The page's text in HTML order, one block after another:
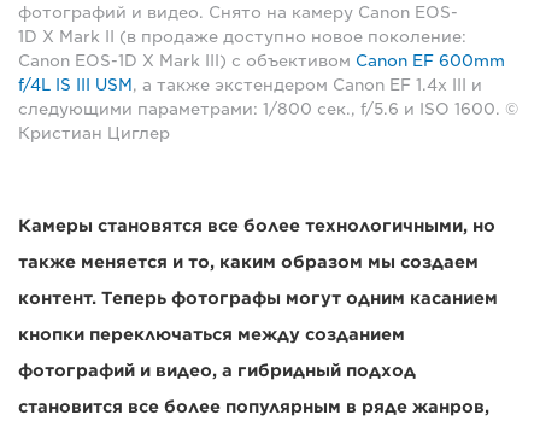
фотографий и видео. Снято на камеру Canon EOS-
1D X Mark II (в продаже доступно новое поколение:
Canon EOS-1D X Mark III) с объективом Canon EF 600mm
f/4L IS III USM , а также экстендером Canon EF 1.4x III и
следующими параметрами: 1/800 сек., f/5.6 и ISO 1600. ©
Кристиан Циглер
Камеры становятся все более технологичными, но
также меняется и то, каким образом мы создаем
контент. Теперь фотографы могут одним касанием
кнопки переключаться между созданием
фотографий и видео, а гибридный подход
становится все более популярным в ряде жанров,